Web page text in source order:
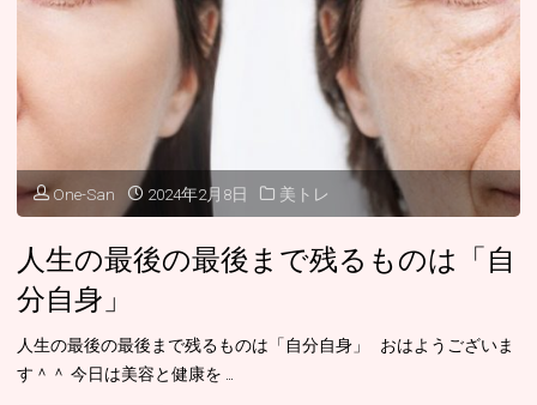
One-San 2024年2月8日 美トレ
人生の最後の最後まで残るものは「自
分自身」
人生の最後の最後まで残るものは「自分自身」 おはようございま
す＾＾ 今日は美容と健康を …